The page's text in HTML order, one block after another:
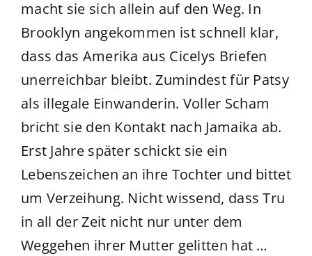
macht sie sich allein auf den Weg. In
Brooklyn angekommen ist schnell klar,
dass das Amerika aus Cicelys Briefen
unerreichbar bleibt. Zumindest für Patsy
als illegale Einwanderin. Voller Scham
bricht sie den Kontakt nach Jamaika ab.
Erst Jahre später schickt sie ein
Lebenszeichen an ihre Tochter und bittet
um Verzeihung. Nicht wissend, dass Tru
in all der Zeit nicht nur unter dem
Weggehen ihrer Mutter gelitten hat …